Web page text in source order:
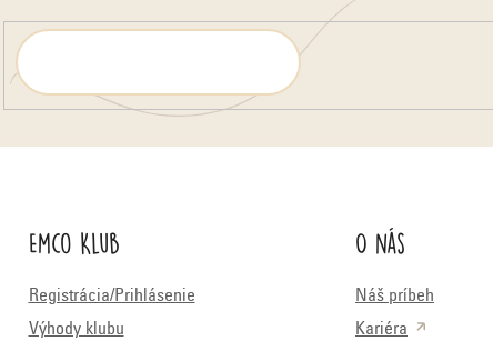
Emco Klub
Registrácia/Prihlásenie
Výhody klubu
O nás
Náš príbeh
Kariéra